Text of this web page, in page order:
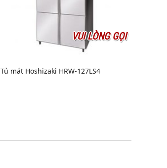
VUI LÒNG GỌI
Tủ mát Hoshizaki HRW-127LS4